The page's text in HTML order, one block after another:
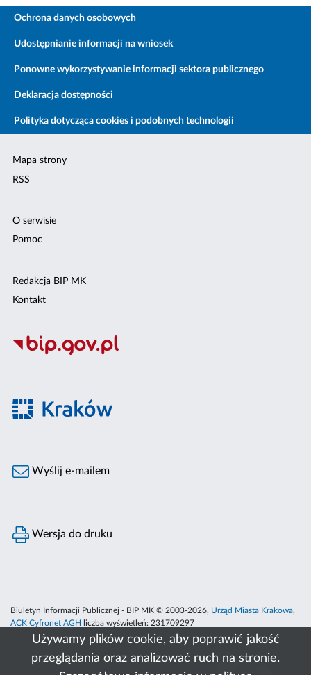
Używamy plików cookie, aby poprawić jakość
przeglądania oraz analizować ruch na stronie.
Ochrona danych osobowych
Udostępnianie informacji na wniosek
Ponowne wykorzystywanie informacji sektora publicznego
Deklaracja dostępności
Polityka dotycząca cookies i podobnych technologii
Mapa strony
RSS
O serwisie
Pomoc
Redakcja BIP MK
Kontakt
Wyślij e-mailem
Wersja do druku
Biuletyn Informacji Publicznej - BIP MK © 2003-2026, Urząd Miasta Krakowa,
ACK Cyfronet AGH
liczba wyświetleń: 231709297